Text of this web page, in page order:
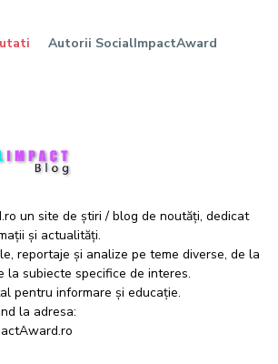
Autorii SocialImpactAward
un site de știri / blog de noutăți, dedicat
și actualități.
reportaje și analize pe teme diverse, de la
la subiecte specifice de interes.
pentru informare și educație.
la adresa: